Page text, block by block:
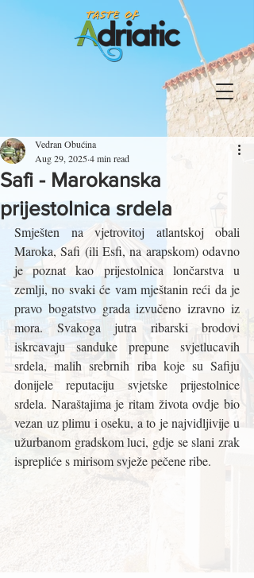
Safi - Marokanska
prijestolnica srdela
Vedran Obućina
Aug 29, 20254 min read
Smješten na vjetrovitoj atlantskoj obali
Maroka, Safi (ili Esfi, na arapskom) odavno
je poznat kao prijestolnica lončarstva u
zemlji, no svaki će vam mještanin reći da je
pravo bogatstvo grada izvučeno izravno iz
mora. Svakoga jutra ribarski brodovi
iskrcavaju sanduke prepune svjetlucavih
srdela, malih srebrnih riba koje su Safiju
donijele reputaciju svjetske prijestolnice
srdela. Naraštajima je ritam života ovdje bio
vezan uz plimu i oseku, a to je najvidljivije u
užurbanom gradskom luci, gdje se slani zrak
isprepliće s mirisom svježe pečene ribe.